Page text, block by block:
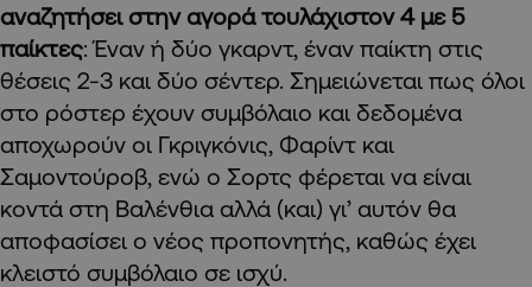
αναζητήσει στην αγορά τουλάχιστον 4 με 5
παίκτες: Έναν ή δύο γκαρντ, έναν παίκτη στις
θέσεις 2-3 και δύο σέντερ. Σημειώνεται πως όλοι
στο ρόστερ έχουν συμβόλαιο και δεδομένα
αποχωρούν οι Γκριγκόνις, Φαρίντ και
Σαμοντούροβ, ενώ ο Σορτς φέρεται να είναι
κοντά στη Βαλένθια αλλά (και) γι’ αυτόν θα
αποφασίσει ο νέος προπονητής, καθώς έχει
κλειστό συμβόλαιο σε ισχύ.